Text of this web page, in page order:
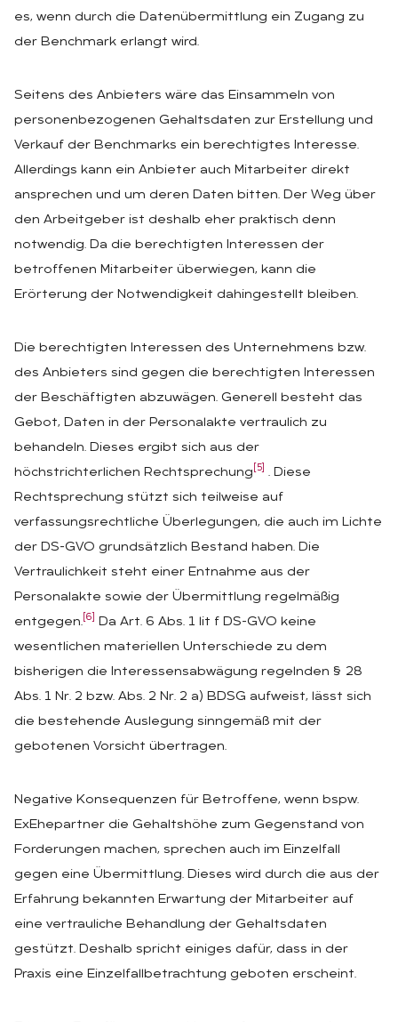
es, wenn durch die Datenübermittlung ein Zugang zu
der Benchmark erlangt wird.
Seitens des Anbieters wäre das Einsammeln von
personenbezogenen Gehaltsdaten zur Erstellung und
Verkauf der Benchmarks ein berechtigtes Interesse.
Allerdings kann ein Anbieter auch Mitarbeiter direkt
ansprechen und um deren Daten bitten. Der Weg über
den Arbeitgeber ist deshalb eher praktisch denn
notwendig. Da die berechtigten Interessen der
betroffenen Mitarbeiter überwiegen, kann die
Erörterung der Notwendigkeit dahingestellt bleiben.
Die berechtigten Interessen des Unternehmens bzw.
des Anbieters sind gegen die berechtigten Interessen
der Beschäftigten abzuwägen. Generell besteht das
Gebot, Daten in der Personalakte vertraulich zu
behandeln. Dieses ergibt sich aus der
höchstrichterlichen Rechtsprechung [5]
. Diese
Rechtsprechung stützt sich teilweise auf
verfassungsrechtliche Überlegungen, die auch im Lichte
der DS-GVO grundsätzlich Bestand haben. Die
Vertraulichkeit steht einer Entnahme aus der
Personalakte sowie der Übermittlung regelmäßig
entgegen. [6]
Da Art. 6 Abs. 1 lit f DS-GVO keine
wesentlichen materiellen Unterschiede zu dem
bisherigen die Interessensabwägung regelnden § 28
Abs. 1 Nr. 2 bzw. Abs. 2 Nr. 2 a) BDSG aufweist, lässt sich
die bestehende Auslegung sinngemäß mit der
gebotenen Vorsicht übertragen.
Negative Konsequenzen für Betroffene, wenn bspw.
ExEhepartner die Gehaltshöhe zum Gegenstand von
Forderungen machen, sprechen auch im Einzelfall
gegen eine Übermittlung. Dieses wird durch die aus der
Erfahrung bekannten Erwartung der Mitarbeiter auf
eine vertrauliche Behandlung der Gehaltsdaten
gestützt. Deshalb spricht einiges dafür, dass in der
Praxis eine Einzelfallbetrachtung geboten erscheint.